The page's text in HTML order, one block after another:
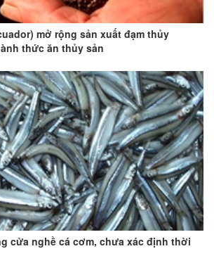
mở rộng sản xuất đạm thủy
thức ăn thủy sản
cửa nghề cá cơm, chưa xác định thời